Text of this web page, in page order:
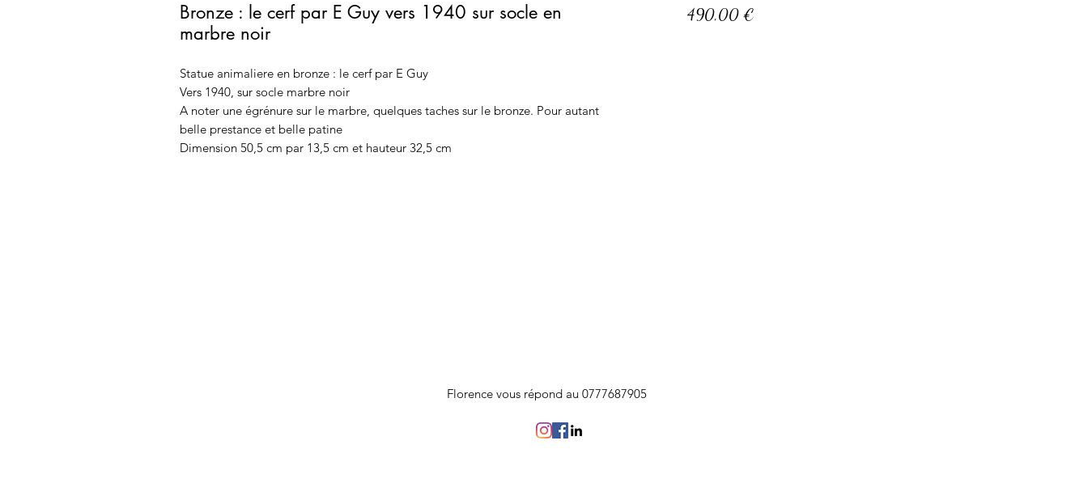
Bronze : le cerf par E Guy vers 1940 sur socle en
marbre noir
Statue animaliere en bronze : le cerf par E Guy
Vers 1940, sur socle marbre noir
A noter une égrénure sur le marbre, quelques taches sur le bronze. Pour autant
belle prestance et belle patine
Dimension 50,5 cm par 13,5 cm et hauteur 32,5 cm
490,00 €Prix
Florence vous répond au 0777687905